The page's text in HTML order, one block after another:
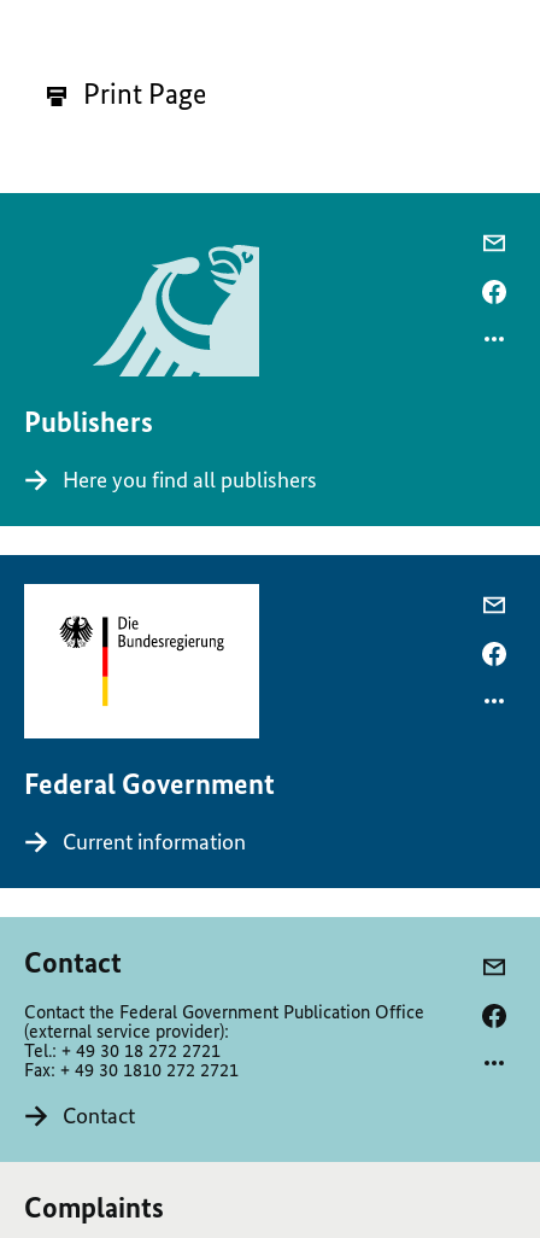
Print Page
Publishers
Here you find all publishers
Federal Government
Current information
Contact
Contact the Federal Government Publication Office
(external service provider):
Tel.: + 49 30 18 272 2721
Fax: + 49 30 1810 272 2721
Contact
Complaints